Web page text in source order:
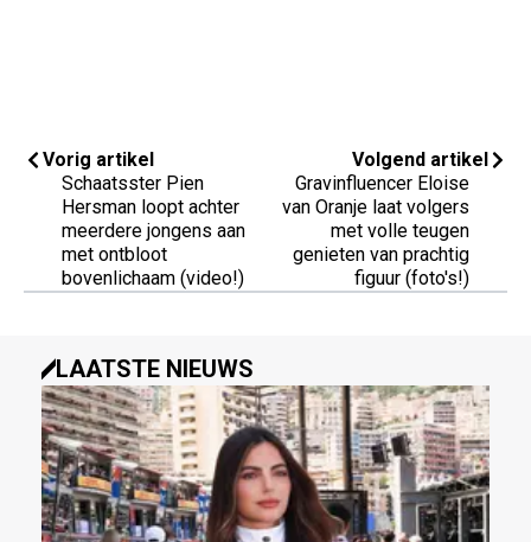
Vorig artikel
Schaatsster Pien
Hersman loopt achter
meerdere jongens aan
met ontbloot
bovenlichaam (video!)
Volgend artikel
Gravinfluencer Eloise
van Oranje laat volgers
met volle teugen
genieten van prachtig
figuur (foto's!)
LAATSTE NIEUWS